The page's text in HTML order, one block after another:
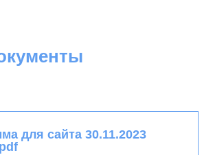
для сайта 30.11.2023